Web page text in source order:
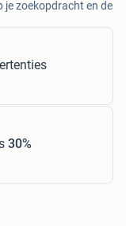
je zoekopdracht en de
30%